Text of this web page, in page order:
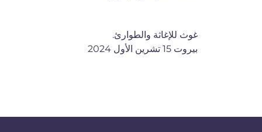
غوث للإغاثة والطوارئ.
بيروت 15 تشرين الأول 2024